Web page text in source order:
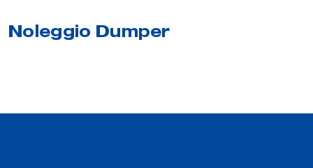
Noleggio Dumper